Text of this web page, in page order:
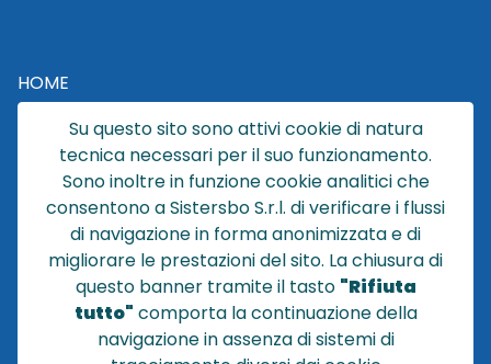
HOME
CATALOGO
CHI SIAMO
NEWS
CONTATTACI
CONDIZIONI DI VENDITA
POLICY PRIVACY
NOTE LEGALI
Su questo sito sono attivi cookie di natura
tecnica necessari per il suo funzionamento.
Sono inoltre in funzione cookie analitici che
consentono a Sistersbo S.r.l. di verificare i flussi
di navigazione in forma anonimizzata e di
migliorare le prestazioni del sito. La chiusura di
questo banner tramite il tasto "Rifiuta
tutto" comporta la continuazione della
navigazione in assenza di sistemi di